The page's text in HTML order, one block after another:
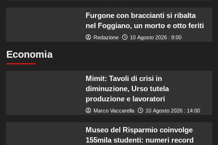
Furgone con braccianti si ribalta
nel Foggiano, un morto e otto feriti
Redazione 10 Agosto 2026 : 8:00
Economia
Mimit: Tavoli di crisi in
diminuzione, Urso tutela
produzione e lavoratori
Marco Vaccarella 10 Agosto 2026 : 14:00
Museo del Risparmio coinvolge
155mila studenti: numeri record